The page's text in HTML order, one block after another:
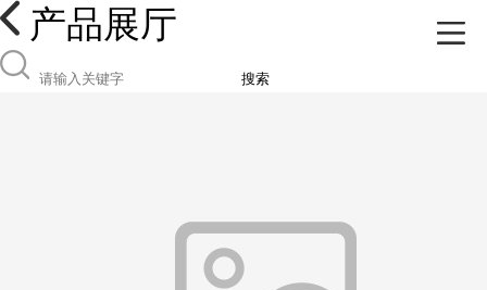
产品展厅
搜索